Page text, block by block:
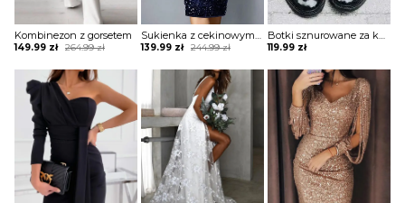
Kombinezon z gorsetem
264.99zł
Original
was:
264.99 zł.
149.99 zł
Current
is:
149.99 zł.
Sukienka z cekinowym przodem i paskami
244.99zł
Original
was:
139.99 zł
Current
Botki sznurowane za kostkę na płaskiej podeszwie
119.99 zł